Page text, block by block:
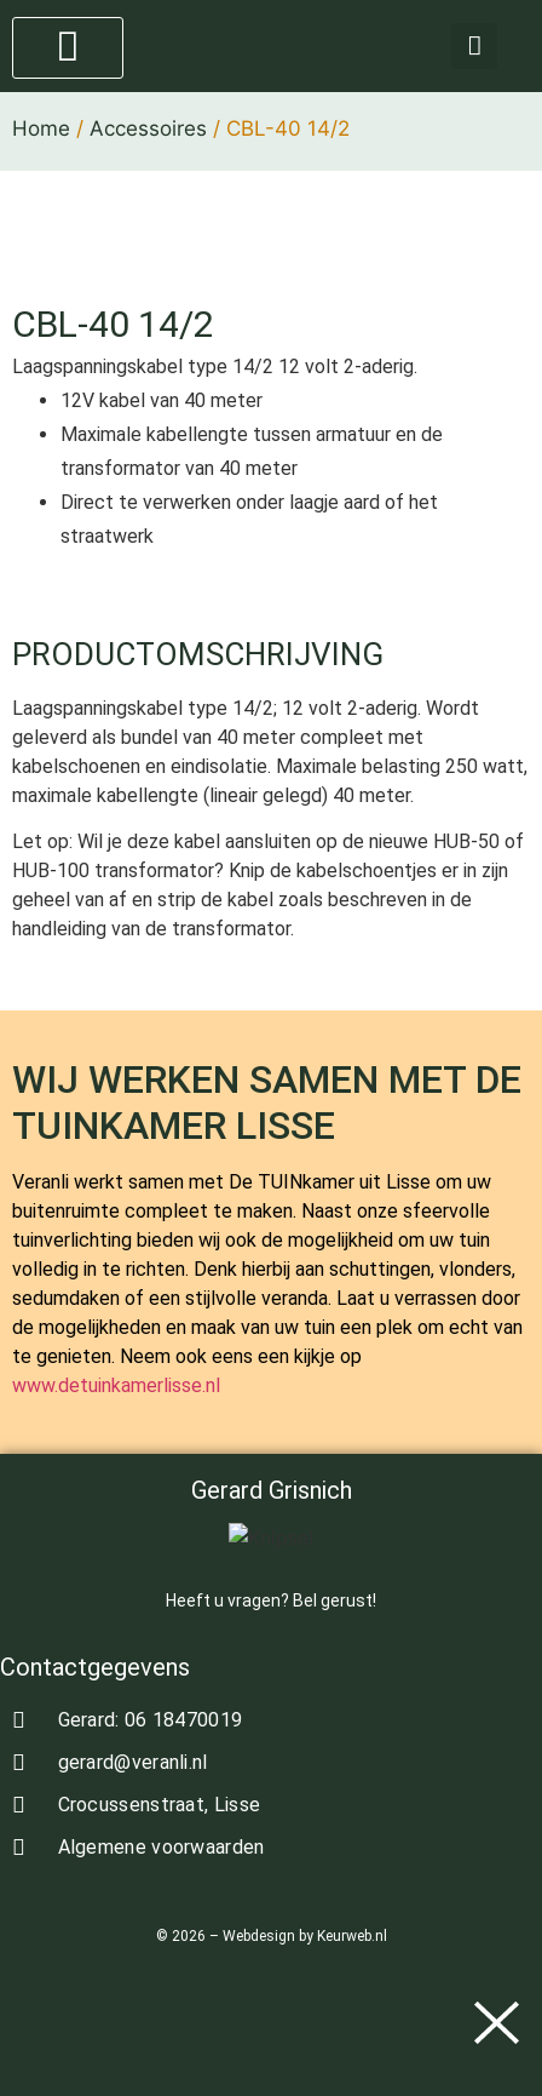
Home / Accessoires / CBL-40 14/2
CBL-40 14/2
Laagspanningskabel type 14/2 12 volt 2-aderig.
12V kabel van 40 meter
Maximale kabellengte tussen armatuur en de
transformator van 40 meter
Direct te verwerken onder laagje aard of het
straatwerk
PRODUCTOMSCHRIJVING
Laagspanningskabel type 14/2; 12 volt 2-aderig. Wordt
geleverd als bundel van 40 meter compleet met
kabelschoenen en eindisolatie. Maximale belasting 250 watt,
maximale kabellengte (lineair gelegd) 40 meter.
Let op: Wil je deze kabel aansluiten op de nieuwe HUB-50 of
HUB-100 transformator? Knip de kabelschoentjes er in zijn
geheel van af en strip de kabel zoals beschreven in de
handleiding van de transformator.
WIJ WERKEN SAMEN MET DE
TUINKAMER LISSE
Veranli werkt samen met De TUINkamer uit Lisse om uw
buitenruimte compleet te maken. Naast onze sfeervolle
tuinverlichting bieden wij ook de mogelijkheid om uw tuin
volledig in te richten. Denk hierbij aan schuttingen, vlonders,
sedumdaken of een stijlvolle veranda. Laat u verrassen door
de mogelijkheden en maak van uw tuin een plek om echt van
te genieten. Neem ook eens een kijkje op
www.detuinkamerlisse.nl
Gerard Grisnich
Heeft u vragen? Bel gerust!
Contactgegevens
Gerard: 06 18470019
gerard@veranli.nl
Crocussenstraat, Lisse
Algemene voorwaarden
© 2026 – Webdesign by Keurweb.nl